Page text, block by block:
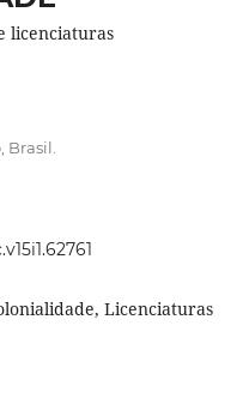
licenciaturas
Brasil.
Licenciaturas